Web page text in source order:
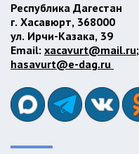
Республика Дагестан
г. Хасавюрт, 368000
ул. Ирчи-Казака, 39
Email: xacavurt@mail.ru;
hasavurt@e-dag.ru